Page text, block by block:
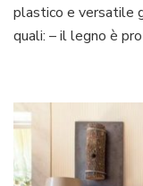
plastico e versatile
quali: – il legno è